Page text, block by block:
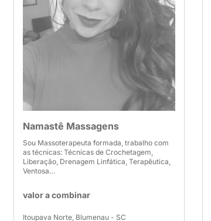
Namastê Massagens
Sou Massoterapeuta formada, trabalho com
as técnicas: Técnicas de Crochetagem,
Liberação, Drenagem Linfática, Terapêutica,
Ventosa…
valor a combinar
Itoupava Norte, Blumenau - SC